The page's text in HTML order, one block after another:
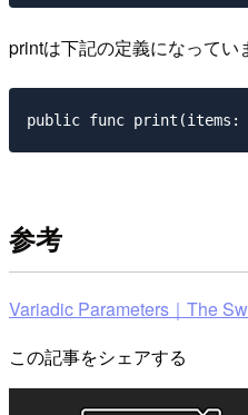
printは下記の定義になってい
参考
Variadic Parameters｜The
この記事をシェアする